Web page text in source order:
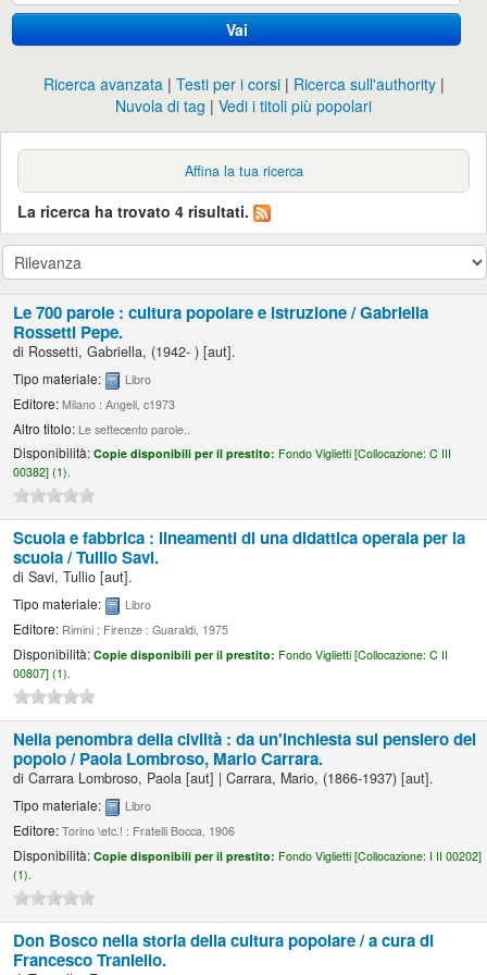
Vai
Ricerca avanzata Testi per i corsi
Ricerca sull'authority
Nuvola di tag
Vedi i titoli più popolari
Affina la tua ricerca
La ricerca ha trovato 4 risultati.
Le 700 parole : cultura popolare e istruzione /Gabriella
Rossetti Pepe.
di Rossetti, Gabriella, (1942- ) [aut].
Tipo materiale: Libro
Editore:Milano : Angeli, c1973
Altro titolo: Le settecento parole..
Disponibilità:Copie disponibili per il prestito: Fondo Viglietti [Collocazione:C III
00382] (1).
Scuola e fabbrica : lineamenti di una didattica operaia per la
scuola /Tullio Savi.
diSavi, Tullio [aut].
Tipo materiale: Libro
Editore: Rimini ; Firenze : Guaraldi, 1975
Disponibilità:Copie disponibili per il prestito: Fondo Viglietti [Collocazione:C II
00807] (1).
Nella penombra della civiltà : da un'inchiesta sul pensiero del
popolo /Paola Lombroso, Mario Carrara.
diCarrara Lombroso, Paola [aut] |Carrara, Mario, (1866-1937) [aut].
Tipo materiale: Libro
Editore:Torino \etc.! : Fratelli Bocca, 1906
Disponibilità:Copie disponibili per il prestito: Fondo Viglietti [Collocazione: I II 00202]
(1).
Don Bosco nella storia della cultura popolare /a cura di
Francesco Traniello.